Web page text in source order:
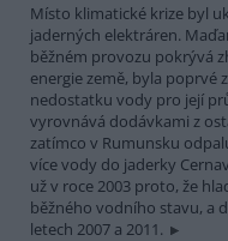
Místo klimatické krize byl
jaderných elektráren.
běžném provozu pokrývá
energie země, byla poprvé
nedostatku vody pro její
vyrovnává dodávkami z
zatímco v Rumunsku
více vody do jaderky
už v roce 2003 proto, že
běžného vodního stavu, a
letech 2007 a 2011.